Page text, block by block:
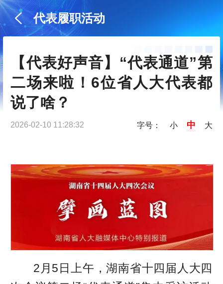
代表履职活动
【代表好声音】“代表通道”第
二场来啦！6位省人大代表都
说了啥？
2026-02-10 11:28:32 字号： 小 中 大
2月5日上午，湖南省十四届人大四